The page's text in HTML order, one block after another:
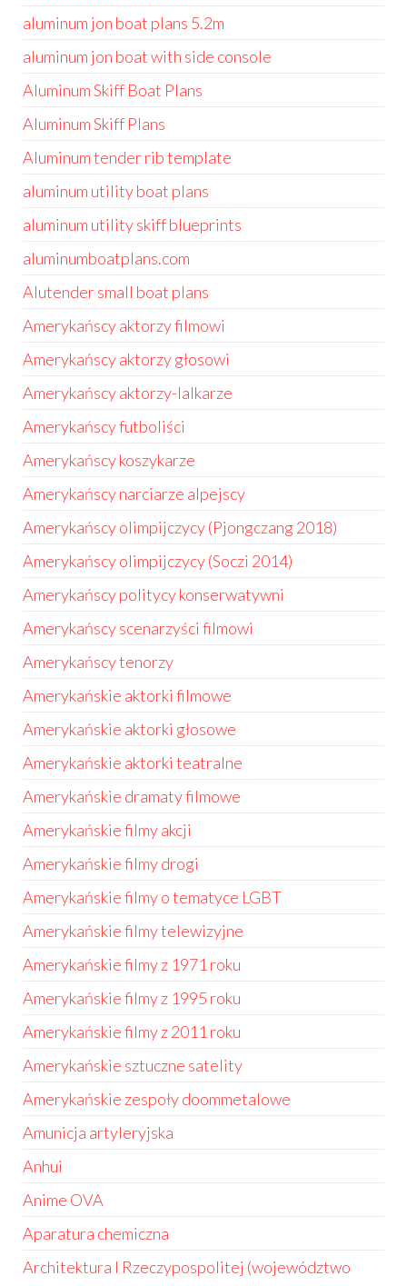
aluminum jon boat plans 5.2m
aluminum jon boat with side console
Aluminum Skiff Boat Plans
Aluminum Skiff Plans
Aluminum tender rib template
aluminum utility boat plans
aluminum utility skiff blueprints
aluminumboatplans.com
Alutender small boat plans
Amerykańscy aktorzy filmowi
Amerykańscy aktorzy głosowi
Amerykańscy aktorzy-lalkarze
Amerykańscy futboliści
Amerykańscy koszykarze
Amerykańscy narciarze alpejscy
Amerykańscy olimpijczycy (Pjongczang 2018)
Amerykańscy olimpijczycy (Soczi 2014)
Amerykańscy politycy konserwatywni
Amerykańscy scenarzyści filmowi
Amerykańscy tenorzy
Amerykańskie aktorki filmowe
Amerykańskie aktorki głosowe
Amerykańskie aktorki teatralne
Amerykańskie dramaty filmowe
Amerykańskie filmy akcji
Amerykańskie filmy drogi
Amerykańskie filmy o tematyce LGBT
Amerykańskie filmy telewizyjne
Amerykańskie filmy z 1971 roku
Amerykańskie filmy z 1995 roku
Amerykańskie filmy z 2011 roku
Amerykańskie sztuczne satelity
Amerykańskie zespoły doommetalowe
Amunicja artyleryjska
Anhui
Anime OVA
Aparatura chemiczna
Architektura I Rzeczypospolitej (województwo